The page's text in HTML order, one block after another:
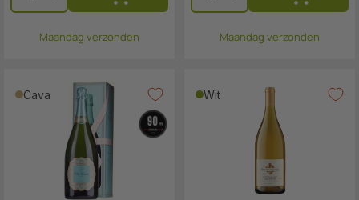
Maandag verzonden Maandag verzonden
Cava Wit